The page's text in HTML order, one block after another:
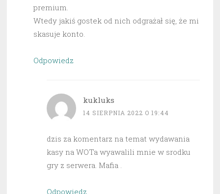
premium.
Wtedy jakiś gostek od nich odgrażał się, że mi
skasuje konto.
Odpowiedz
kukluks
14 SIERPNIA 2022 O 19:44
dzis za komentarz na temat wydawania
kasy na WOTa wyawalili mnie w srodku
gry z serwera. Mafia .
Odpowiedz